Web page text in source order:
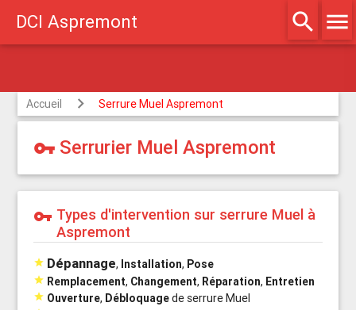
DCI Aspremont search menu
Accueil Serrure Muel Aspremont
vpn_key Serrurier Muel Aspremont
vpn_key Types d'intervention sur serrure Muel à
Aspremont
 Dépannage, Installation, Pose
 Remplacement, Changement, Réparation, Entretien
 Ouverture, Débloquagede serrure Muel